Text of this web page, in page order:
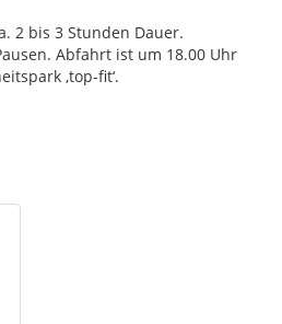
2 bis 3 Stunden Dauer.
Abfahrt ist um 18.00 Uhr
‚top-fit‘.